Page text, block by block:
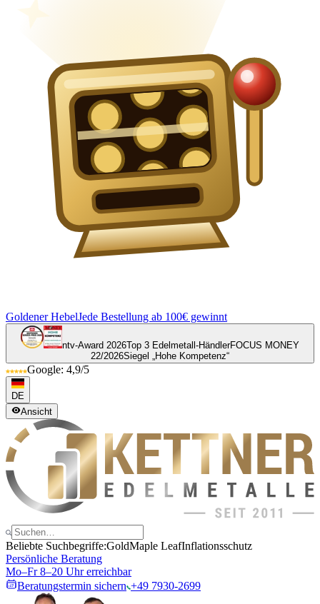
Goldener HebelJede Bestellung ab 100€ gewinnt
ntv-Award 2026Top 3 Edelmetall-HändlerFOCUS MONEY
22/2026Siegel „Hohe Kompetenz“
Google: 4,9/5
DE
Ansicht
Beliebte Suchbegriffe:GoldMaple LeafInflationsschutz
Persönliche Beratung
Mo–Fr 8–20 Uhr erreichbar
Beratungstermin sichern +49 7930-2699